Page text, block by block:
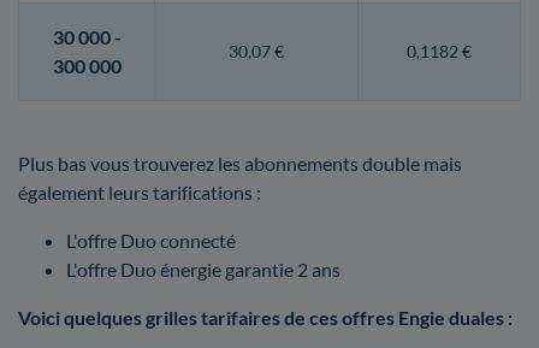
30 000 -
300 000
30,07 € 0,1182 €
Plus bas vous trouverez les abonnements double mais
également leurs tarifications :
L'offre Duo connecté
L'offre Duo énergie garantie 2 ans
Voici quelques grilles tarifaires de ces offres Engie duales :